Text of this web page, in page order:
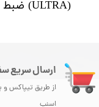
ارسال سریع
از طریق تیپاکس
اسنپ